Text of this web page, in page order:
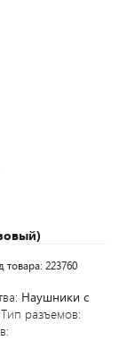
товара: 223760
Наушники с
Тип разъемов: